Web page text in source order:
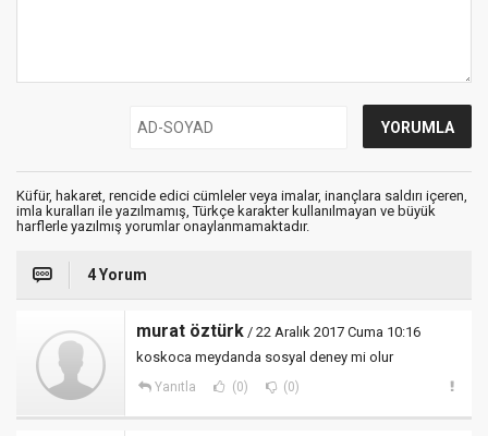
Küfür, hakaret, rencide edici cümleler veya imalar, inançlara saldırı içeren,
imla kuralları ile yazılmamış, Türkçe karakter kullanılmayan ve büyük
harflerle yazılmış yorumlar onaylanmamaktadır.
4 Yorum
murat öztürk / 22 Aralık 2017 Cuma 10:16
koskoca meydanda sosyal deney mi olur
Yanıtla (0) (0)